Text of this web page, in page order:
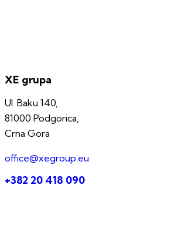
XE grupa
Ul. Baku 140,
81000 Podgorica,
Crna Gora
office@xegroup.eu
+382 20 418 090